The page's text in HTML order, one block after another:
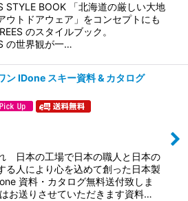
STYLE BOOK 「北海道の厳しい大地
ウトドアウェア」をコンセプトにも
のスタイルブック。
の世界観が一…
ン IDone スキー資料 & カタログ
日本の工場で日本の職人と日本の
る人により心を込めて創った日本製
資料・カタログ無料送付致しま
お送りさせていただきます資料…